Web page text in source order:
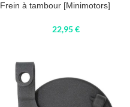
Frein à tambour [Minimotors]
22,95€